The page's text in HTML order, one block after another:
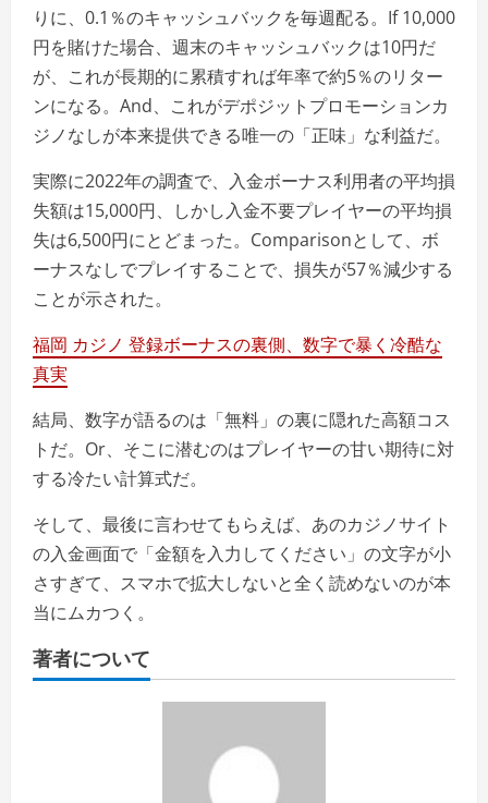
りに、0.1％のキャッシュバックを毎週配る。If 10,000
円を賭けた場合、週末のキャッシュバックは10円だ
が、これが長期的に累積すれば年率で約5％のリター
ンになる。And、これがデポジットプロモーションカ
ジノなしが本来提供できる唯一の「正味」な利益だ。
実際に2022年の調査で、入金ボーナス利用者の平均損
失額は15,000円、しかし入金不要プレイヤーの平均損
失は6,500円にとどまった。Comparisonとして、ボ
ーナスなしでプレイすることで、損失が57％減少する
ことが示された。
福岡 カジノ 登録ボーナスの裏側、数字で暴く冷酷な
真実
結局、数字が語るのは「無料」の裏に隠れた高額コス
トだ。Or、そこに潜むのはプレイヤーの甘い期待に対
する冷たい計算式だ。
そして、最後に言わせてもらえば、あのカジノサイト
の入金画面で「金額を入力してください」の文字が小
さすぎて、スマホで拡大しないと全く読めないのが本
当にムカつく。
著者について